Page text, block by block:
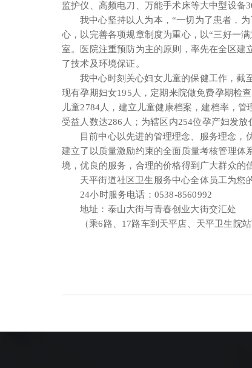
监护仪、高频电刀、万能手术床等大中型设备
我中心坚持以人为本，“一切为了患者，
心，以完善各项规章制度为重心，以“三好一
室。医院注重预防为主的原则，率先在全区建
了技术及环境保证。
我中心时刻关心妇女儿童的保健工作，截
现有孕期妇女195人，定期来院做免费孕期检
儿童2784人，建立儿童健康档案，建档率，
受益人数达286人；为辖区内254位孕产妇发
目前中心以先进的管理理念、服务理念
建立了以质量激励约束的全面质量考核管理体
境，优良的服务，合理的价格得到广大群众的
天平街道社区卫生服务中心全体员工为您
24小时服务电话：0538-8560992
地址：泰山大街与青春创业大街交汇处
（乘6路、17路车到天平店、天平卫生院站